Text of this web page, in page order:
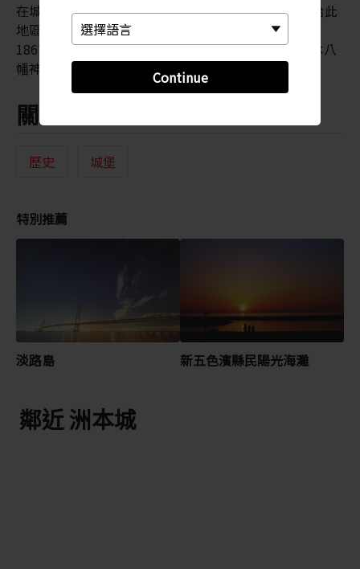
Continue
在城堡下方，仍保留著稻田氏的故居。稻田氏曾經統治此
地區，且附近亦保留了部分可追溯至江戶時代 (1603-
1867) 的商人房屋，以及據說已創立 1,000 多年的洲本八
幡神社。城下町依舊保留著古老的歷史氛圍。
關鍵字
歷史 城堡
特別推薦
淡路島 新五色濱縣民陽光海灘
鄰近 洲本城